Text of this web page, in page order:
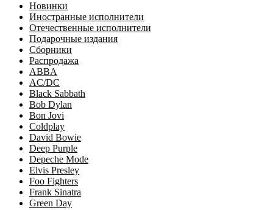
Новинки
Иностранные исполнители
Отечественные исполнители
Подарочные издания
Сборники
Распродажа
ABBA
AC/DC
Black Sabbath
Bob Dylan
Bon Jovi
Coldplay
David Bowie
Deep Purple
Depeche Mode
Elvis Presley
Foo Fighters
Frank Sinatra
Green Day